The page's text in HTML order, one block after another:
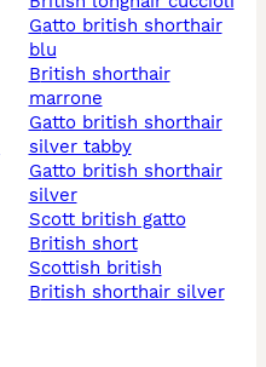
gatto british shorthair
blu
british shorthair
marrone
gatto british shorthair
silver tabby
gatto british shorthair
silver
scott british gatto
british short
scottish british
british shorthair silver